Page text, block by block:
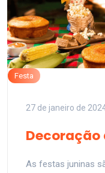
Festa
27 de janeiro de
Decoração
As festas juninas